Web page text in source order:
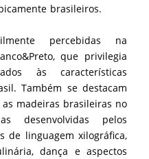
brasileiros.
percebidas na
que privilegia
às características
Também se destacam
madeiras brasileiras no
desenvolvidas pelos
de linguagem xilográfica,
dança e aspectos